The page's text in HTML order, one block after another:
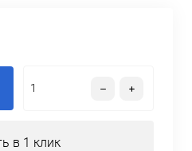
в 1 клик